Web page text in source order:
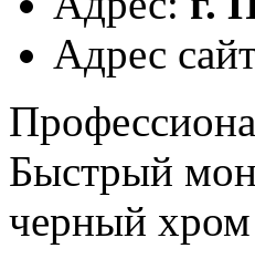
Адрес
Быстрый
черный хром